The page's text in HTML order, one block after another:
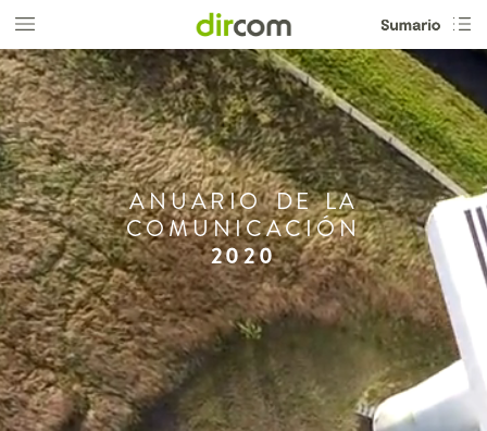
ANUARIO DE LA
COMUNICACIÓN
2020